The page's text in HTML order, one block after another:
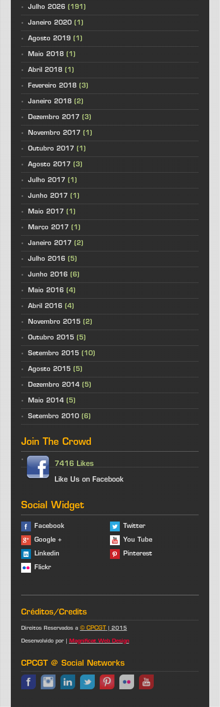
Julho 2026(191)
Janeiro 2020(1)
Agosto 2019(1)
Maio 2018(1)
Abril 2018(1)
Fevereiro 2018(3)
Janeiro 2018(2)
Dezembro 2017(3)
Novembro 2017(1)
Outubro 2017(1)
Agosto 2017(3)
Julho 2017(1)
Junho 2017(1)
Maio 2017(1)
Março 2017(1)
Janeiro 2017(2)
Julho 2016(5)
Junho 2016(6)
Maio 2016(4)
Abril 2016(4)
Novembro 2015(2)
Outubro 2015(5)
Setembro 2015(10)
Agosto 2015(5)
Dezembro 2014(5)
Maio 2014(5)
Setembro 2010(6)
Join The Crowd
7416 Likes
Like Us on Facebook
Social Widget
Facebook Twitter
Google + You Tube
Linkedin Pinterest
Flickr
Créditos/Credits
Direitos Reservados a© CPCGT| 2015
Desenvolvido por |Magnificat Web Design
CPCGT @ Social Networks